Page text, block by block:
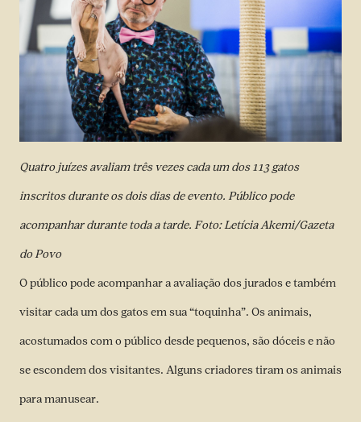
Quatro juízes avaliam três vezes cada um dos 113 gatos
inscritos durante os dois dias de evento. Público pode
acompanhar durante toda a tarde. Foto: Letícia Akemi/Gazeta
do Povo
O público pode acompanhar a avaliação dos jurados e também
visitar cada um dos gatos em sua “toquinha”. Os animais,
acostumados com o público desde pequenos, são dóceis e não
se escondem dos visitantes. Alguns criadores tiram os animais
para manusear.